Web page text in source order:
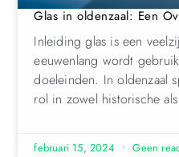
Glas in oldenzaal: Een
Inleiding glas is een
eeuwenlang wordt
doeleinden. In oldenzaal
rol in zowel historische als
februari 15, 2024 Geen